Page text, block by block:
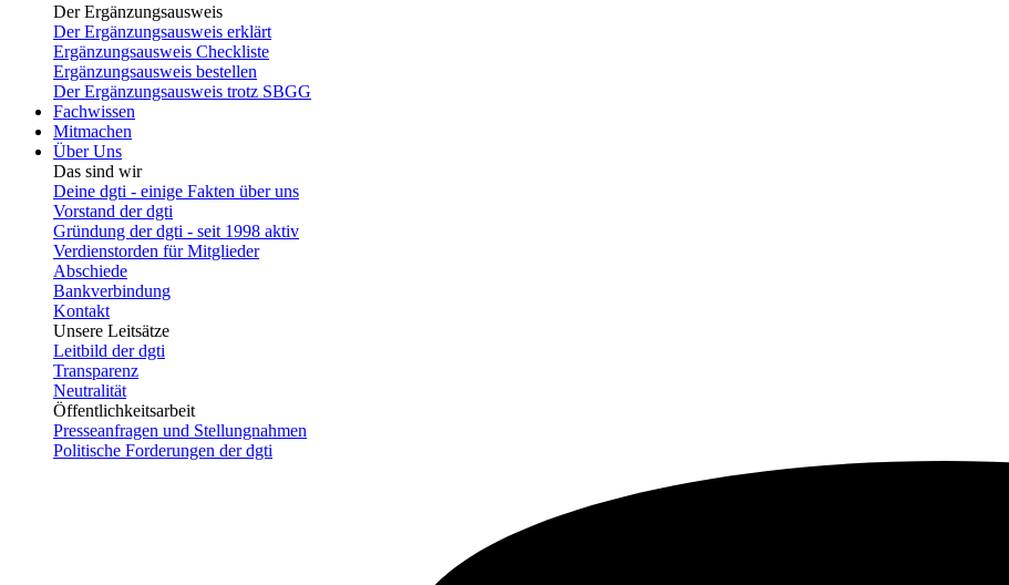
Der Ergänzungsausweis
Der Ergänzungsausweis erklärt
Ergänzungsausweis Checkliste
Ergänzungsausweis bestellen
Der Ergänzungsausweis trotz SBGG
Fachwissen
Mitmachen
Über Uns
Das sind wir
Deine dgti - einige Fakten über uns
Vorstand der dgti
Gründung der dgti - seit 1998 aktiv
Verdienstorden für Mitglieder
Abschiede
Bankverbindung
Kontakt
Unsere Leitsätze
Leitbild der dgti
Transparenz
Neutralität
Öffentlichkeitsarbeit
Presseanfragen und Stellungnahmen
Politische Forderungen der dgti